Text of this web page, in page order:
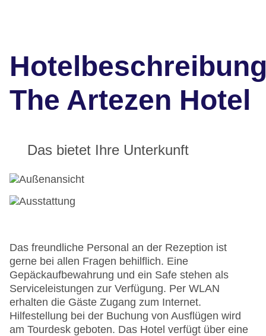
The Artezen Hotel
Das bietet Ihre Unterkunft
Das freundliche Personal an der Rezeption ist
gerne bei allen Fragen behilflich. Eine
Gepäckaufbewahrung und ein Safe stehen als
Serviceleistungen zur Verfügung. Per WLAN
erhalten die Gäste Zugang zum Internet.
Hilfestellung bei der Buchung von Ausflügen wird
am Tourdesk geboten. Das Hotel verfügt über eine